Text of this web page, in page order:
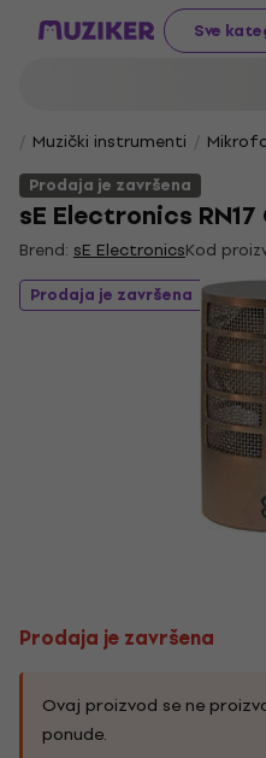
Sve
Muzički instrumenti
Prodaja je završena
sE Electronics
Brend: sE ElectronicsKod
Prodaja je završena
Prodaja je završena
Ovaj proizvod se ne
ponude.